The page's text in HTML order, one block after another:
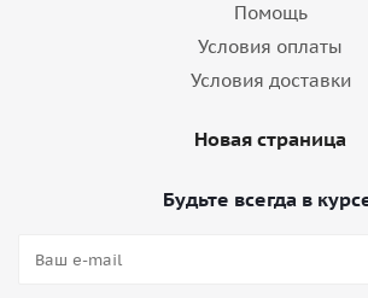
Помощь
Условия оплаты
Условия доставки
Новая страница
Будьте всегда в